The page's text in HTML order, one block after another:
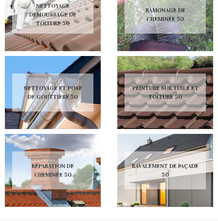
NETTOYAGE
DEMOUSSAGE DE
TOITURE 50
NETTOYAGE ET POSE
DE GOUTTIÈRE 50
RÉPARATION DE
CHEMINÉE 50
RAMONAGE DE
CHEMINÉE 50
PEINTURE SUR TUILE ET
TOITURE 50
RAVALEMENT DE FAÇADE
50